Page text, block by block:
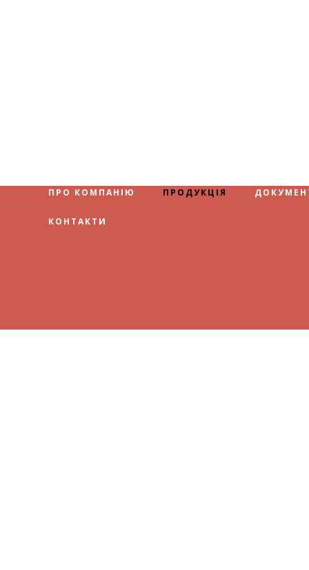
ПРО КОМПАНІЮ ПРОДУКЦІЯ
КОНТАКТИ